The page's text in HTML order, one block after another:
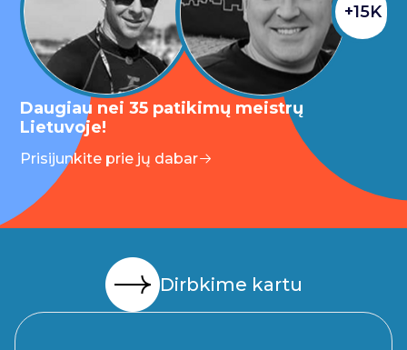
+15K
Daugiau nei 35 patikimų meistrų
Lietuvoje!
Prisijunkite prie jų dabar
Dirbkime kartu